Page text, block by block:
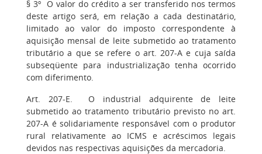
§ 3º O valor do crédito a ser transferido nos termos
deste artigo será, em relação a cada destinatário,
limitado ao valor do imposto correspondente à
aquisição mensal de leite submetido ao tratamento
tributário a que se refere o art. 207-A e cuja saída
subseqüente para industrialização tenha ocorrido
com diferimento.
Art. 207-E.
O industrial adquirente de leite
submetido ao tratamento tributário previsto no art.
207-A é solidariamente responsável com o produtor
rural relativamente ao ICMS e acréscimos legais
devidos nas respectivas aquisições da mercadoria.